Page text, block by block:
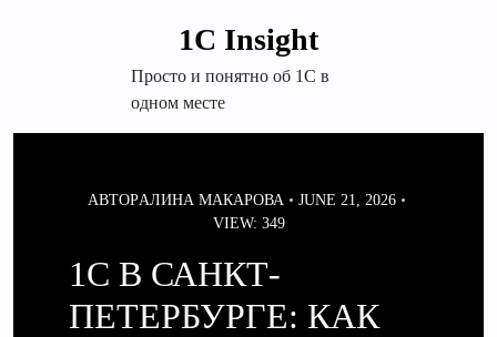
1С Insight
Просто и понятно об 1С в
одном месте
АВТОРАЛИНА МАКАРОВА
JUNE 21, 2026
VIEW: 349
1С В САНКТ-
ПЕТЕРБУРГЕ: КАК